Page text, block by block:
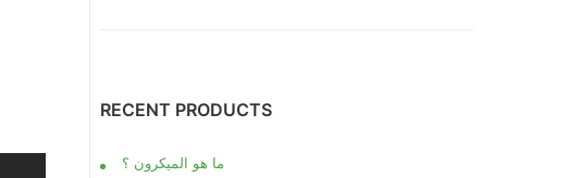
RECENT PRODUCTS
ما هو الميكرون ؟